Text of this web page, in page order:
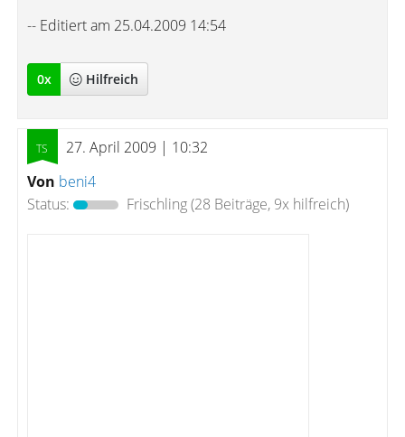
-- Editiert am 25.04.2009 14:54
0x Hilfreich
27. April 2009 | 10:32
Von beni4
Status:
Frischling(28 Beiträge, 9x hilfreich)